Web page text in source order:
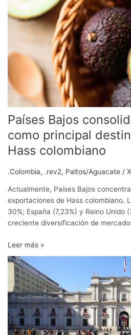
Países Bajos
como principal
Hass colombiano
.Colombia, .rev2, Paltos/Aguacate /
Actualmente, Países Bajos
exportaciones de Hass colombiano.
30%; España (7,23%) y Reino Unido
creciente diversificación de
su
liderazgo
principal
del
aguacate
Hass
colombiano
Leer más »
Embajada
Países
Bajos
en
Chile
celebró